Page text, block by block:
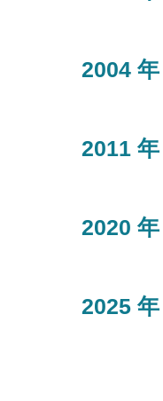
2004 年
2011 年
2020 年
2025 年